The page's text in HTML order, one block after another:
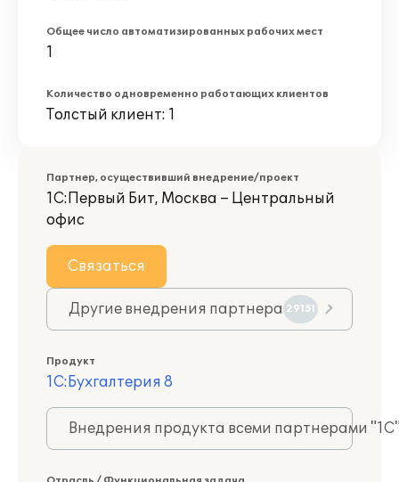
Общее число автоматизированных рабочих мест
1
Количество одновременно работающих клиентов
Толстый клиент: 1
Партнер, осуществивший внедрение/проект
1С:Первый Бит, Москва – Центральный
офис
Связаться
Другие внедрения партнера 29151
Продукт
1С:Бухгалтерия 8
Внедрения продукта всеми партнерами